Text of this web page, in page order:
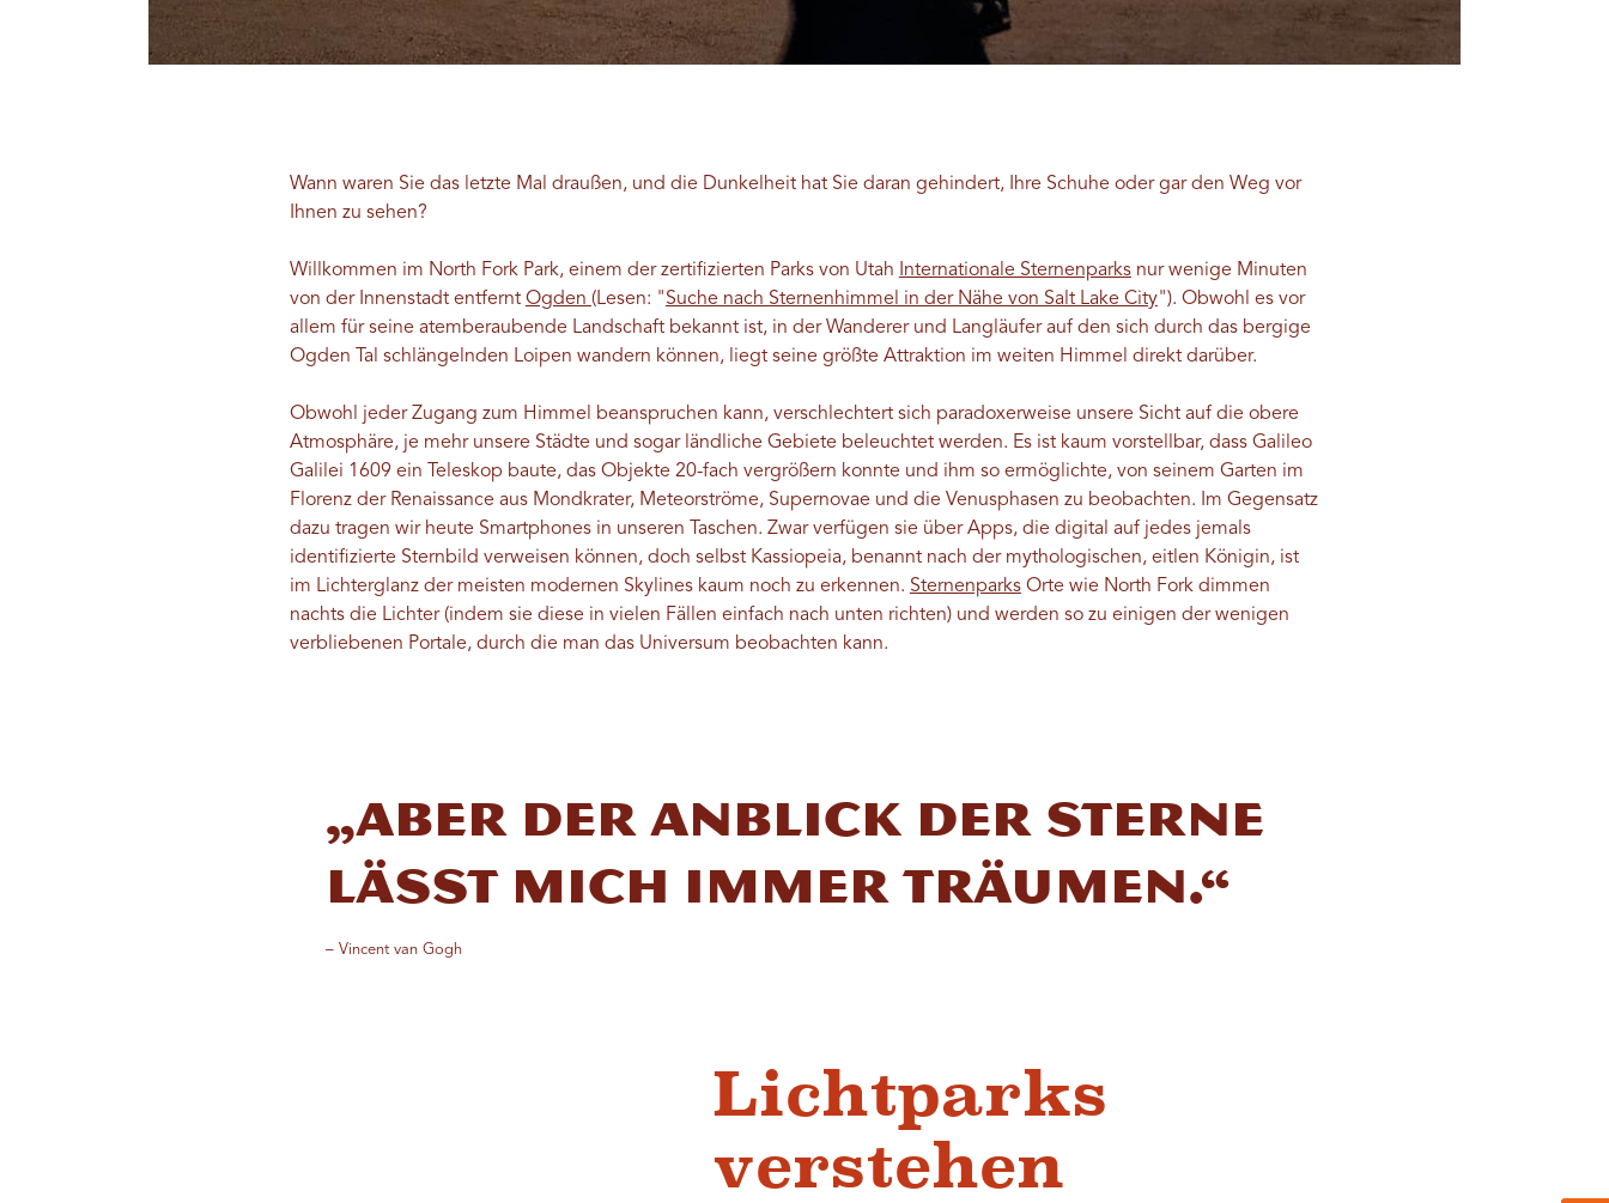
Wann waren Sie das letzte Mal draußen, und die Dunkelheit hat Sie daran gehindert, Ihre Schuhe oder gar den Weg vor
Ihnen zu sehen?
Willkommen im North Fork Park, einem der zertifizierten Parks von Utah Internationale Sternenparksnur wenige Minuten
von der Innenstadt entfernt Ogden (Lesen: "Suche nach Sternenhimmel in der Nähe von Salt Lake City"). Obwohl es vor
allem für seine atemberaubende Landschaft bekannt ist, in der Wanderer und Langläufer auf den sich durch das bergige
Ogden Tal schlängelnden Loipen wandern können, liegt seine größte Attraktion im weiten Himmel direkt darüber.
Obwohl jeder Zugang zum Himmel beanspruchen kann, verschlechtert sich paradoxerweise unsere Sicht auf die obere
Atmosphäre, je mehr unsere Städte und sogar ländliche Gebiete beleuchtet werden. Es ist kaum vorstellbar, dass Galileo
Galilei 1609 ein Teleskop baute, das Objekte 20-fach vergrößern konnte und ihm so ermöglichte, von seinem Garten im
Florenz der Renaissance aus Mondkrater, Meteorströme, Supernovae und die Venusphasen zu beobachten. Im Gegensatz
dazu tragen wir heute Smartphones in unseren Taschen. Zwar verfügen sie über Apps, die digital auf jedes jemals
identifizierte Sternbild verweisen können, doch selbst Kassiopeia, benannt nach der mythologischen, eitlen Königin, ist
im Lichterglanz der meisten modernen Skylines kaum noch zu erkennen. SternenparksOrte wie North Fork dimmen
nachts die Lichter (indem sie diese in vielen Fällen einfach nach unten richten) und werden so zu einigen der wenigen
verbliebenen Portale, durch die man das Universum beobachten kann.
„Aber der Anblick der Sterne
lässt mich immer träumen.“
– Vincent van Gogh
Lichtparks
verstehen